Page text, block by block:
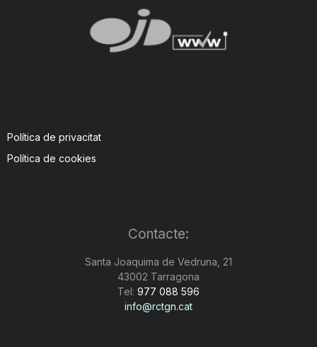
Política de privacitat
Política de cookies
Contacte:
Santa Joaquima de Vedruna, 21
43002 Tarragona
Tel: 977 088 596
info@rctgn.cat